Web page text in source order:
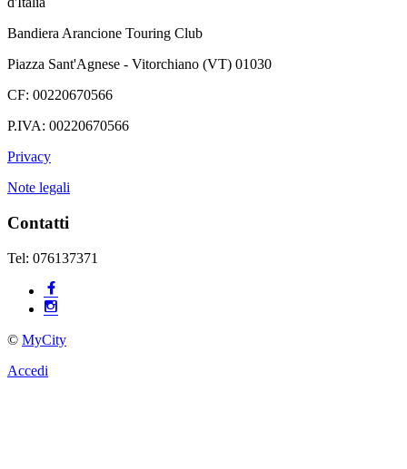
Bandiera Arancione Touring Club
Piazza Sant'Agnese - Vitorchiano (VT) 01030
CF: 00220670566
P.IVA: 00220670566
Privacy
Note legali
Contatti
Tel: 076137371
© MyCity
Accedi